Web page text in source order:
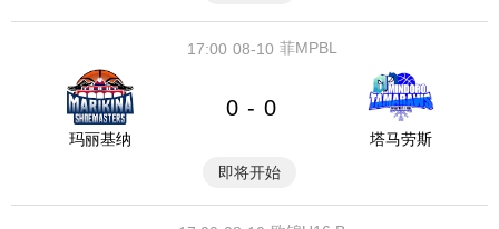
08-10
17:00 菲MPBL
玛丽基纳
0 - 0
塔马劳斯
即将开始